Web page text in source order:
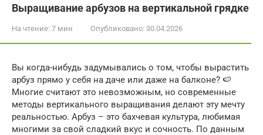
Выращивание арбузов на вертикальной грядке
На чтение: 7 мин Опубликовано: 30.04.2026
Вы когда-нибудь задумывались о том, чтобы вырастить
арбуз прямо у себя на даче или даже на балконе? 🍉
Многие считают это невозможным, но современные
методы вертикального выращивания делают эту мечту
реальностью. Арбуз – это бахчевая культура, любимая
многими за свой сладкий вкус и сочность. По данным